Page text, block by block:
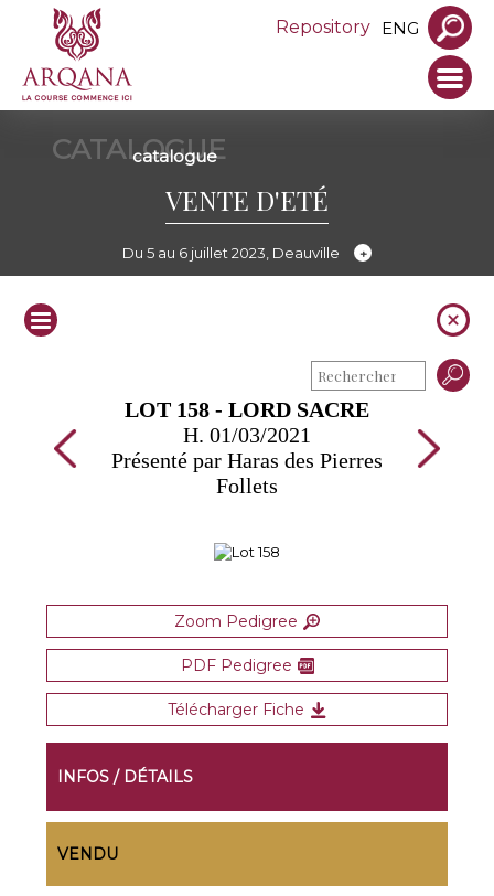
Repository ENG
CATALOGUE
catalogue
VENTE D'ETÉ
Du 5 au 6 juillet 2023, Deauville
LOT 158 - LORD SACRE
H. 01/03/2021
Présenté par Haras des Pierres
Follets
Zoom Pedigree
PDF Pedigree
Télécharger Fiche
INFOS / DÉTAILS
VENDU